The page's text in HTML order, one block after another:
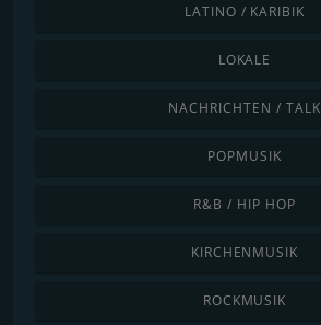
LATINO / KARIBIK
LOKALE
NACHRICHTEN / TALK
POPMUSIK
R&B / HIP HOP
KIRCHENMUSIK
ROCKMUSIK